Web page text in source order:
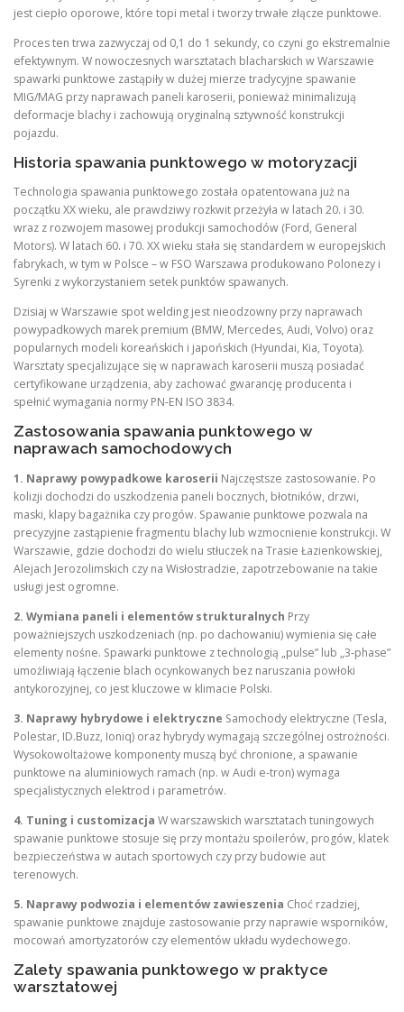
jest ciepło oporowe, które topi metal i tworzy trwałe złącze punktowe.
Proces ten trwa zazwyczaj od 0,1 do 1 sekundy, co czyni go ekstremalnie
efektywnym. W nowoczesnych warsztatach blacharskich w Warszawie
spawarki punktowe zastąpiły w dużej mierze tradycyjne spawanie
MIG/MAG przy naprawach paneli karoserii, ponieważ minimalizują
deformacje blachy i zachowują oryginalną sztywność konstrukcji
pojazdu.
Historia spawania punktowego w motoryzacji
Technologia spawania punktowego została opatentowana już na
początku XX wieku, ale prawdziwy rozkwit przeżyła w latach 20. i 30.
wraz z rozwojem masowej produkcji samochodów (Ford, General
Motors). W latach 60. i 70. XX wieku stała się standardem w europejskich
fabrykach, w tym w Polsce – w FSO Warszawa produkowano Polonezy i
Syrenki z wykorzystaniem setek punktów spawanych.
Dzisiaj w Warszawie spot welding jest nieodzowny przy naprawach
powypadkowych marek premium (BMW, Mercedes, Audi, Volvo) oraz
popularnych modeli koreańskich i japońskich (Hyundai, Kia, Toyota).
Warsztaty specjalizujące się w naprawach karoserii muszą posiadać
certyfikowane urządzenia, aby zachować gwarancję producenta i
spełnić wymagania normy PN-EN ISO 3834.
Zastosowania spawania punktowego w
naprawach samochodowych
1. Naprawy powypadkowe karoserii Najczęstsze zastosowanie. Po
kolizji dochodzi do uszkodzenia paneli bocznych, błotników, drzwi,
maski, klapy bagażnika czy progów. Spawanie punktowe pozwala na
precyzyjne zastąpienie fragmentu blachy lub wzmocnienie konstrukcji. W
Warszawie, gdzie dochodzi do wielu stłuczek na Trasie Łazienkowskiej,
Alejach Jerozolimskich czy na Wisłostradzie, zapotrzebowanie na takie
usługi jest ogromne.
2. Wymiana paneli i elementów strukturalnych Przy
poważniejszych uszkodzeniach (np. po dachowaniu) wymienia się całe
elementy nośne. Spawarki punktowe z technologią „pulse” lub „3-phase”
umożliwiają łączenie blach ocynkowanych bez naruszania powłoki
antykorozyjnej, co jest kluczowe w klimacie Polski.
3. Naprawy hybrydowe i elektryczne Samochody elektryczne (Tesla,
Polestar, ID.Buzz, Ioniq) oraz hybrydy wymagają szczególnej ostrożności.
Wysokowoltażowe komponenty muszą być chronione, a spawanie
punktowe na aluminiowych ramach (np. w Audi e-tron) wymaga
specjalistycznych elektrod i parametrów.
4. Tuning i customizacja W warszawskich warsztatach tuningowych
spawanie punktowe stosuje się przy montażu spoilerów, progów, klatek
bezpieczeństwa w autach sportowych czy przy budowie aut
terenowych.
5. Naprawy podwozia i elementów zawieszenia Choć rzadziej,
spawanie punktowe znajduje zastosowanie przy naprawie wsporników,
mocowań amortyzatorów czy elementów układu wydechowego.
Zalety spawania punktowego w praktyce
warsztatowej